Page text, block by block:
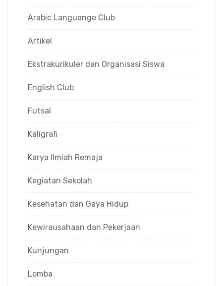
Arabic Languange Club
Artikel
Ekstrakurikuler dan Organisasi Siswa
English Club
Futsal
Kaligrafi
Karya Ilmiah Remaja
Kegiatan Sekolah
Kesehatan dan Gaya Hidup
Kewirausahaan dan Pekerjaan
Kunjungan
Lomba